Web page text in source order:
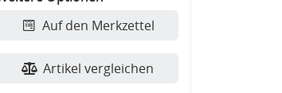
Auf den Merkzettel
Artikel vergleichen